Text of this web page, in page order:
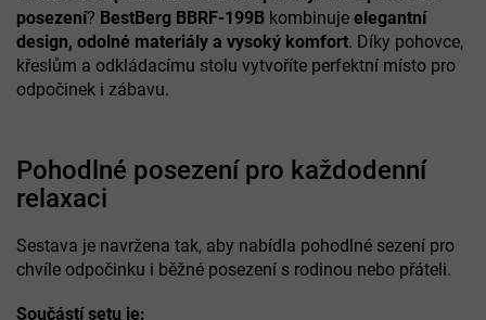
posezení? BestBerg BBRF-199B kombinuje elegantní
design, odolné materiály a vysoký komfort. Díky pohovce,
křeslům a odkládacímu stolu vytvoříte perfektní místo pro
odpočinek i zábavu.
Pohodlné posezení pro každodenní
relaxaci
Sestava je navržena tak, aby nabídla pohodlné sezení pro
chvíle odpočinku i běžné posezení s rodinou nebo přáteli.
Součástí setu je: